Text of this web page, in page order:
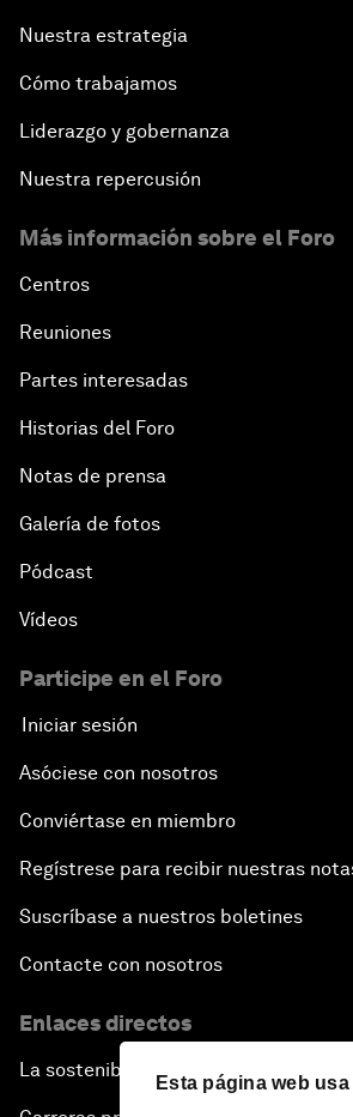
Esta página web
Nuestra estrategia
Cómo trabajamos
Liderazgo y gobernanza
Nuestra repercusión
Más información sobre el Foro
Centros
Reuniones
Partes interesadas
Historias del Foro
Notas de prensa
Galería de fotos
Pódcast
Vídeos
Participe en el Foro
Iniciar sesión
Asóciese con nosotros
Conviértase en miembro
Regístrese para recibir nuestras
Suscríbase a nuestros boletines
Contacte con nosotros
Enlaces directos
La sostenibilidad en el Foro